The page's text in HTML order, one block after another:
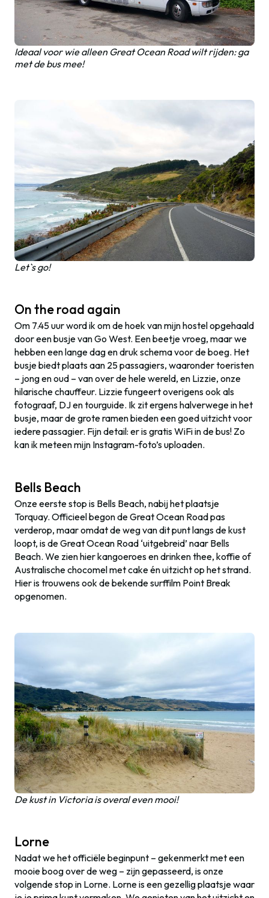
Ideaal voor wie alleen Great Ocean Road wilt rijden: ga
met de bus mee!
Let`s go!
On the road again
Om 7.45 uur word ik om de hoek van mijn hostel opgehaald
door een busje van Go West. Een beetje vroeg, maar we
hebben een lange dag en druk schema voor de boeg. Het
busje biedt plaats aan 25 passagiers, waaronder toeristen
– jong en oud – van over de hele wereld, en Lizzie, onze
hilarische chauffeur. Lizzie fungeert overigens ook als
fotograaf, DJ en tourguide. Ik zit ergens halverwege in het
busje, maar de grote ramen bieden een goed uitzicht voor
iedere passagier. Fijn detail: er is gratis WiFi in de bus! Zo
kan ik meteen mijn Instagram-foto’s uploaden.
Bells Beach
Onze eerste stop is Bells Beach, nabij het plaatsje
Torquay. Officieel begon de Great Ocean Road pas
verderop, maar omdat de weg van dit punt langs de kust
loopt, is de Great Ocean Road ‘uitgebreid’ naar Bells
Beach. We zien hier kangoeroes en drinken thee, koffie of
Australische chocomel met cake én uitzicht op het strand.
Hier is trouwens ook de bekende surffilm Point Break
opgenomen.
De kust in Victoria is overal even mooi!
Lorne
Nadat we het officiële beginpunt – gekenmerkt met een
mooie boog over de weg – zijn gepasseerd, is onze
volgende stop in Lorne. Lorne is een gezellig plaatsje waar